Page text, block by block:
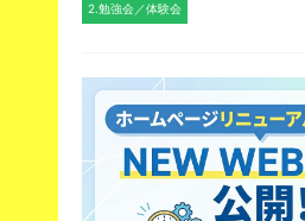
2.勉強会／体験会